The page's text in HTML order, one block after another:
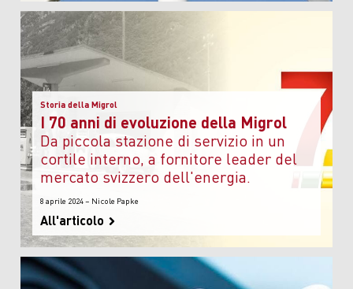
Storia della Migrol
I 70 anni di evoluzione della Migrol
da piccola stazione di servizio in un
cortile interno, a fornitore leader del
mercato svizzero dell'energia.
8 aprile 2024 – Nicole Papke
All'articolo